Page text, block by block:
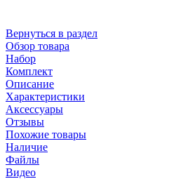
Вернуться в раздел
Обзор товара
Набор
Комплект
Описание
Характеристики
Аксессуары
Отзывы
Похожие товары
Наличие
Файлы
Видео